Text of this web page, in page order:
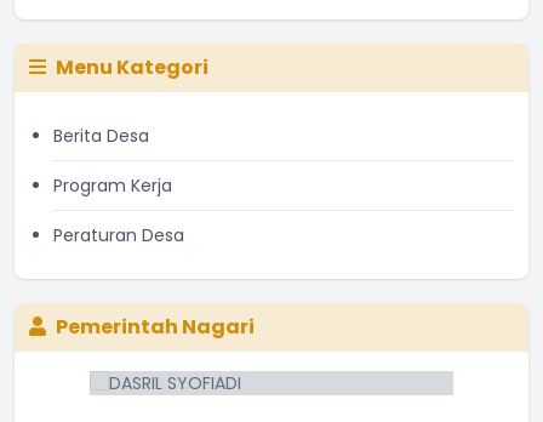
Menu Kategori
Berita Desa
Program Kerja
Peraturan Desa
Pemerintah Nagari